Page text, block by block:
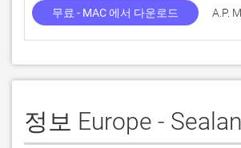
무료 - MAC 에서 다운로드 A.P.
정보 Europe -